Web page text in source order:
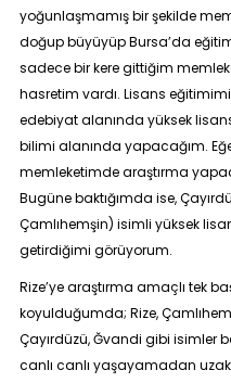
yoğunlaşmamış bir şekilde
doğup büyüyüp Bursa’da
sadece bir kere gittiğim
hasretim vardı. Lisans
edebiyat alanında yüksek
bilimi alanında yapacağım.
memleketimde araştırma
Bugüne baktığımda ise,
Çamlıhemşin) isimli yüksek
getirdiğimi görüyorum.
Rize’ye araştırma amaçlı tek
koyulduğumda; Rize,
Çayırdüzü, Ğvandi gibi isimler
canlı canlı yaşayamadan